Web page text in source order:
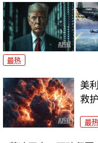
最热
美
救
最热